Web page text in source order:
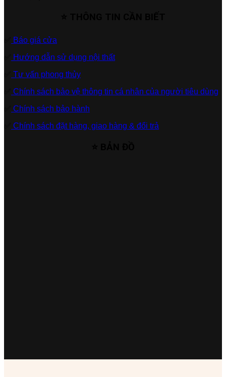
Báo giá cửa
Hướng dẫn sử dụng nội thất
Tư vấn phong thủy
Chính sách bảo vệ thông tin cá nhân của người tiêu dùng
Chính sách bảo hành
Chính sách đặt hàng, giao hàng & đổi trả